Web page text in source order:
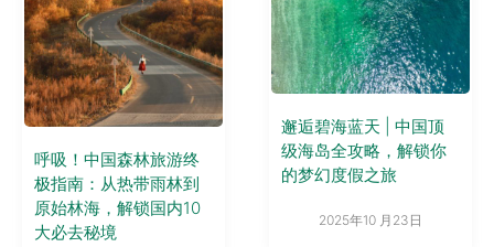
呼吸！中国森林旅游终
极指南：从热带雨林到
原始林海，解锁国内10
大必去秘境
邂逅碧海蓝天 | 中国顶
级海岛全攻略，解锁你
的梦幻度假之旅
2025年10 月23日